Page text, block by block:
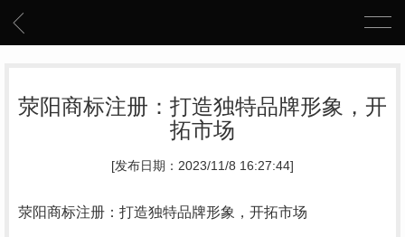
荥阳商标注册：打造独特品牌形象，开
拓市场
[发布日期：2023/11/8 16:27:44]
荥阳商标注册：打造独特品牌形象，开拓市场